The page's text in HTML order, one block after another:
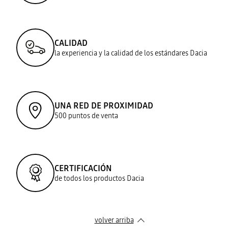
CALIDAD
la experiencia y la calidad de los estándares Dacia
UNA RED DE PROXIMIDAD
500 puntos de venta
CERTIFICACIÓN
de todos los productos Dacia
volver arriba